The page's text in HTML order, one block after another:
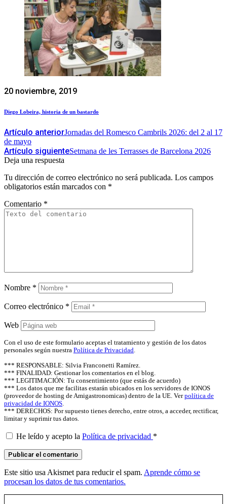
20 noviembre, 2019
Diego Lobeira, historia de un bastardo
Artículo anteriorJornadas del Romesco Cambrils 2026: del 2 al 17
de mayo
Artículo siguienteSetmana de les Terrasses de Barcelona 2026
Deja una respuesta
Tu dirección de correo electrónico no será publicada. Los campos
obligatorios están marcados con *
Comentario *
Nombre *
Correo electrónico *
Web
Con el uso de este formulario aceptas el tratamiento y gestión de los datos
personales según nuestra Política de Privacidad
*** RESPONSABLE: Silvia Franconetti Ramírez.
*** FINALIDAD: Gestionar los comentarios en el blog.
*** LEGITIMACIÓN: Tu consentimiento (que estás de acuerdo)
*** Los datos que me facilitas estarán ubicados en los servidores de IONOS
(proveedor de hosting de Amigastronomicas) dentro de la UE. Verpolítica de
privacidad de IONOS
*** DERECHOS: Por supuesto tienes derecho, entre otros, a acceder, rectificar,
limitar y suprimir tus datos.
He leído y acepto la Política de privacidad *
Este sitio usa Akismet para reducir el spam. Aprende cómo se
procesan los datos de tus comentarios.